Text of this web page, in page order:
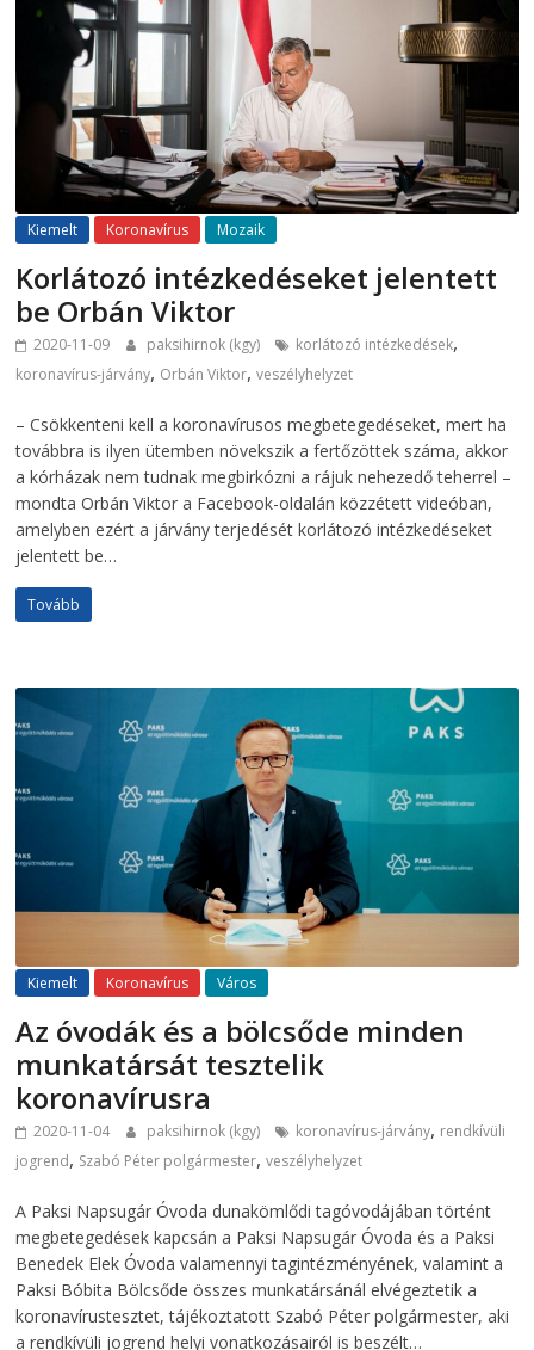
Kiemelt Koronavírus Mozaik
Korlátozó intézkedéseket jelentett
be Orbán Viktor
2020-11-09 paksihirnok (kgy) korlátozó intézkedések,
koronavírus-járvány, Orbán Viktor,veszélyhelyzet
– Csökkenteni kell a koronavírusos megbetegedéseket, mert ha
továbbra is ilyen ütemben növekszik a fertőzöttek száma, akkor
a kórházak nem tudnak megbirkózni a rájuk nehezedő teherrel –
mondta Orbán Viktor a Facebook-oldalán közzétett videóban,
amelyben ezért a járvány terjedését korlátozó intézkedéseket
jelentett be…
Tovább
Kiemelt Koronavírus Város
Az óvodák és a bölcsőde minden
munkatársát tesztelik
koronavírusra
2020-11-04 paksihirnok (kgy) koronavírus-járvány, rendkívüli
jogrend, Szabó Péter polgármester,veszélyhelyzet
A Paksi Napsugár Óvoda dunakömlődi tagóvodájában történt
megbetegedések kapcsán a Paksi Napsugár Óvoda és a Paksi
Benedek Elek Óvoda valamennyi tagintézményének, valamint a
Paksi Bóbita Bölcsőde összes munkatársánál elvégeztetik a
koronavírustesztet, tájékoztatott Szabó Péter polgármester, aki
a rendkívüli jogrend helyi vonatkozásairól is beszélt…